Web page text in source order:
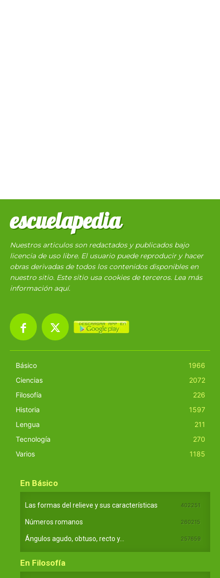
escuelapedia
Nuestros articulos son redactados y publicados bajo
licencia de uso libre. El usuario puede reproducir y hacer
obras derivadas de todos los contenidos disponibles en
nuestro sitio. Este sitio usa cookies de terceros. Lea más
información aquí.
Básico
1966
Ciencias
2072
Filosofía
226
Historia
1597
Lengua
211
Tecnología
270
Varios
1185
En Básico
Las formas del relieve y sus características 402251
Números romanos 260215
Ángulos agudo, obtuso, recto y... 257659
En Filosofía